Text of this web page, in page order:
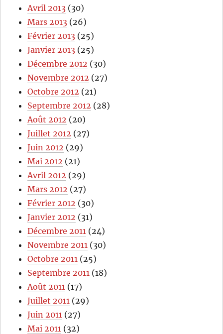
Avril 2013 (30)
Mars 2013 (26)
Février 2013 (25)
Janvier 2013 (25)
Décembre 2012 (30)
Novembre 2012 (27)
Octobre 2012 (21)
Septembre 2012 (28)
Août 2012 (20)
Juillet 2012 (27)
Juin 2012 (29)
Mai 2012 (21)
Avril 2012 (29)
Mars 2012 (27)
Février 2012 (30)
Janvier 2012 (31)
Décembre 2011 (24)
Novembre 2011 (30)
Octobre 2011 (25)
Septembre 2011 (18)
Août 2011 (17)
Juillet 2011 (29)
Juin 2011 (27)
Mai 2011 (32)